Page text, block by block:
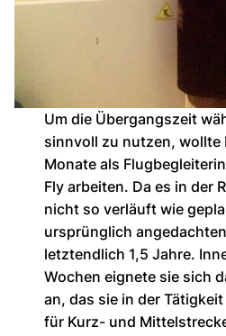
Um die Übergangszeit
sinnvoll zu nutzen, wollte
Monate als
Fly arbeiten. Da es in der
nicht so verläuft wie
ursprünglich
letztendlich 1,5 Jahre.
Wochen eignete sie sich
an, das sie in der
für Kurz- und